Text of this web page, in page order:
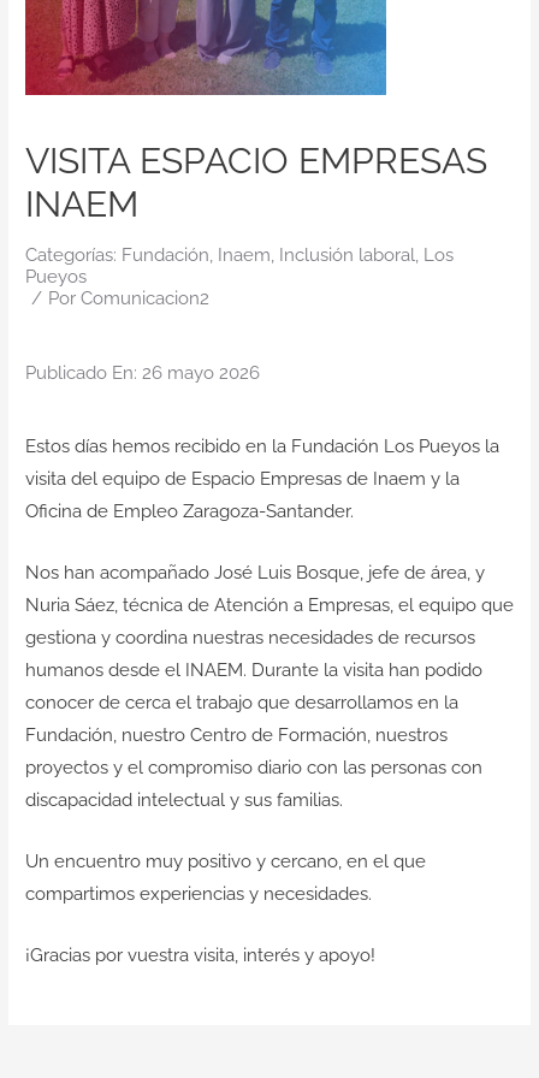
Contacto
VISITA ESPACIO EMPRESAS
INAEM
Categorías: Fundación, Inaem, Inclusión laboral, Los
Pueyos
/ Por Comunicacion2
Publicado En: 26 mayo 2026
Estos días hemos recibido en la Fundación Los Pueyos la
visita del equipo de Espacio Empresas de Inaem y la
Oficina de Empleo Zaragoza-Santander.
Nos han acompañado José Luis Bosque, jefe de área, y
Nuria Sáez, técnica de Atención a Empresas, el equipo que
gestiona y coordina nuestras necesidades de recursos
humanos desde el INAEM. Durante la visita han podido
conocer de cerca el trabajo que desarrollamos en la
Fundación, nuestro Centro de Formación, nuestros
proyectos y el compromiso diario con las personas con
discapacidad intelectual y sus familias.
Un encuentro muy positivo y cercano, en el que
compartimos experiencias y necesidades.
¡Gracias por vuestra visita, interés y apoyo!